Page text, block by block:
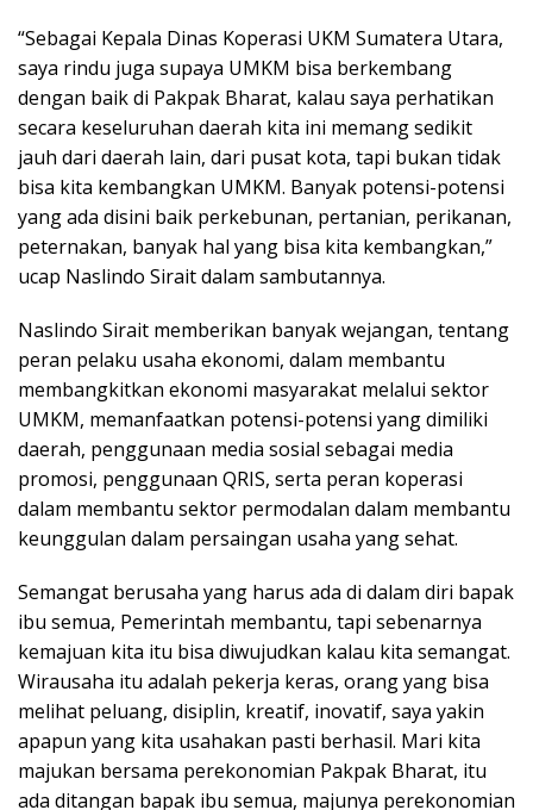
“Sebagai Kepala Dinas Koperasi UKM Sumatera Utara,
saya rindu juga supaya UMKM bisa berkembang
dengan baik di Pakpak Bharat, kalau saya perhatikan
secara keseluruhan daerah kita ini memang sedikit
jauh dari daerah lain, dari pusat kota, tapi bukan tidak
bisa kita kembangkan UMKM. Banyak potensi-potensi
yang ada disini baik perkebunan, pertanian, perikanan,
peternakan, banyak hal yang bisa kita kembangkan,”
ucap Naslindo Sirait dalam sambutannya.
Naslindo Sirait memberikan banyak wejangan, tentang
peran pelaku usaha ekonomi, dalam membantu
membangkitkan ekonomi masyarakat melalui sektor
UMKM, memanfaatkan potensi-potensi yang dimiliki
daerah, penggunaan media sosial sebagai media
promosi, penggunaan QRIS, serta peran koperasi
dalam membantu sektor permodalan dalam membantu
keunggulan dalam persaingan usaha yang sehat.
Semangat berusaha yang harus ada di dalam diri bapak
ibu semua, Pemerintah membantu, tapi sebenarnya
kemajuan kita itu bisa diwujudkan kalau kita semangat.
Wirausaha itu adalah pekerja keras, orang yang bisa
melihat peluang, disiplin, kreatif, inovatif, saya yakin
apapun yang kita usahakan pasti berhasil. Mari kita
majukan bersama perekonomian Pakpak Bharat, itu
ada ditangan bapak ibu semua, majunya perekonomian